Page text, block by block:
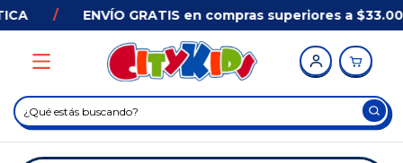
ENVÍO GRATIS en compras superiores a